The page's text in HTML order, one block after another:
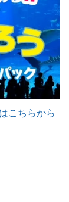
こちらから